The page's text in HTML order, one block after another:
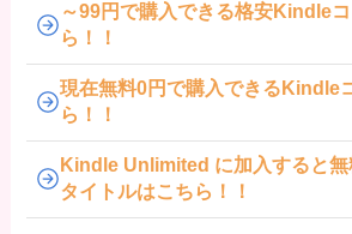
～99円で購入できる格安Kindle
ら！！
現在無料0円で購入できるKindle
ら！！
Kindle Unlimited に加入すると
タイトルはこちら！！